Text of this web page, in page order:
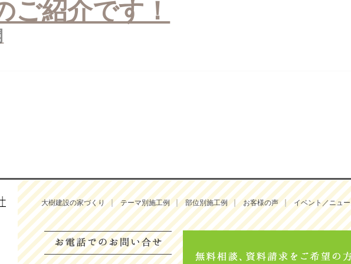
ご紹介です！
大樹建設の家づくり テーマ別施工例 部位別施工例 お客様の声 イベント／ニュ
お電話でのお問い合せ:045-243-5800